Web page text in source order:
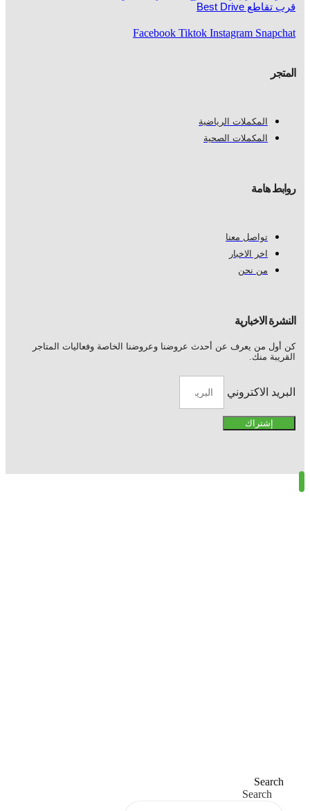
قرب تقاطع Best Drive
Facebook Tiktok Instagram Snapchat
المتجر
المكملات الرياضية
المكملات الصحية
روابط هامة
تواصل معنا
اخر الاخبار
من نحن
النشرة الاخبارية
كن أول من يعرف عن أحدث عروضنا وعروضنا الخاصة وفعاليات المتاجر
القريبة منك.
البريد الاكتروني
إشتراك
Search
Search